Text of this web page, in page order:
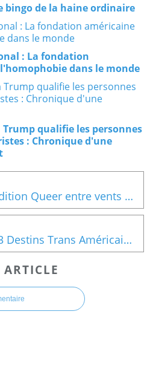
bingo de la haine ordinaire
: La fondation
dans le monde
qualifie les personnes
: Chronique d'une
Europe 2026 : La condition Queer entre vents contraires et nouveaux horizons
L’Exode Inattendu : 33 Destins Trans Américains face au casse-tête de l’Asile Néerlandais